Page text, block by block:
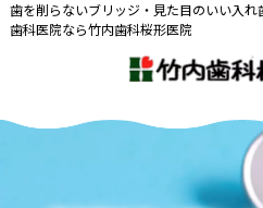
歯を削らないブリッジ・見た目のいい入れ
歯科医院なら竹内歯科桜形医院